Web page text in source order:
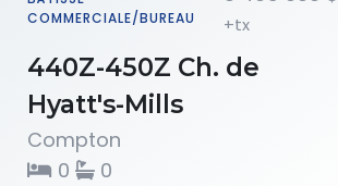
COMMERCIALE/BUREAU
+tx
440Z-450Z Ch. de
Hyatt's-Mills
Compton
0
0